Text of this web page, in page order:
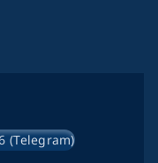
(Telegram)